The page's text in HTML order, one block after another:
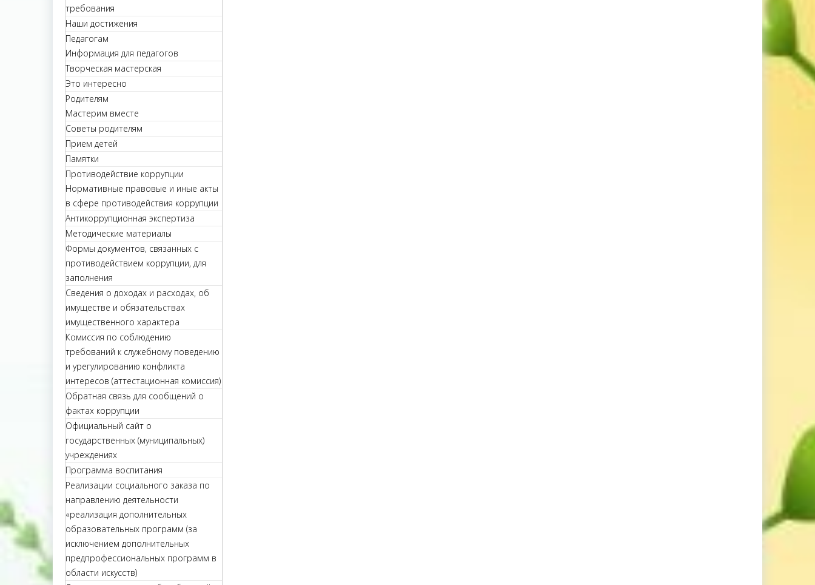
требования
Наши достижения
Педагогам
Информация для педагогов
Творческая мастерская
Это интересно
Родителям
Мастерим вместе
Советы родителям
Прием детей
Памятки
Противодействие коррупции
Нормативные правовые и иные акты
в сфере противодействия коррупции
Антикоррупционная экспертиза
Методические материалы
Формы документов, связанных с
противодействием коррупции, для
заполнения
Сведения о доходах и расходах, об
имуществе и обязательствах
имущественного характера
Комиссия по соблюдению
требований к служебному поведению
и урегулированию конфликта
интересов (аттестационная комиссия)
Обратная связь для сообщений о
фактах коррупции
Официальный сайт о
государственных (муниципальных)
учреждениях
Программа воспитания
Реализации социального заказа по
направлению деятельности
«реализация дополнительных
образовательных программ (за
исключением дополнительных
предпрофессиональных программ в
области искусств)